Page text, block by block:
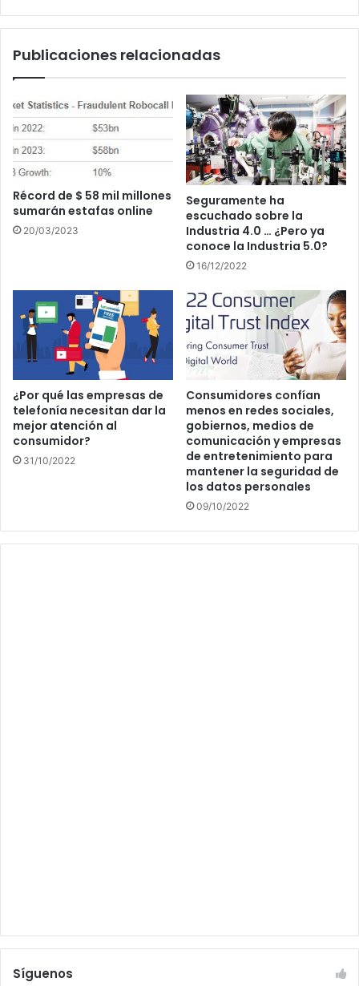
Publicaciones relacionadas
Récord de $ 58 mil millones
sumarán estafas online
20/03/2023
Seguramente ha
escuchado sobre la
Industria 4.0 … ¿Pero ya
conoce la Industria 5.0?
16/12/2022
¿Por qué las empresas de
telefonía necesitan dar la
mejor atención al
consumidor?
31/10/2022
Consumidores confían
menos en redes sociales,
gobiernos, medios de
comunicación y empresas
de entretenimiento para
mantener la seguridad de
los datos personales
09/10/2022
Síguenos